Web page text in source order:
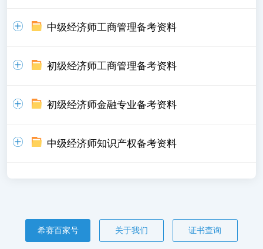
中级经济师工商管理备考资料
初级经济师工商管理备考资料
初级经济师金融专业备考资料
中级经济师知识产权备考资料
希赛百家号 关于我们 证书查询